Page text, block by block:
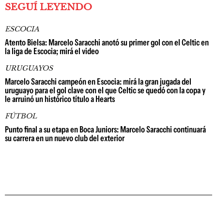
SEGUÍ LEYENDO
ESCOCIA
Atento Bielsa: Marcelo Saracchi anotó su primer gol con el Celtic en
la liga de Escocia; mirá el video
URUGUAYOS
Marcelo Saracchi campeón en Escocia: mirá la gran jugada del
uruguayo para el gol clave con el que Celtic se quedó con la copa y
le arruinó un histórico título a Hearts
FÚTBOL
Punto final a su etapa en Boca Juniors: Marcelo Saracchi continuará
su carrera en un nuevo club del exterior